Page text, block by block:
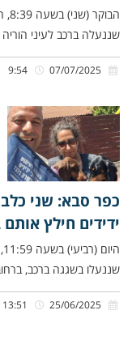
שננעלה ברכב לעיני
כפר סבא: שני
ידידים חילץ
שננעלו בשגגה ברכב,